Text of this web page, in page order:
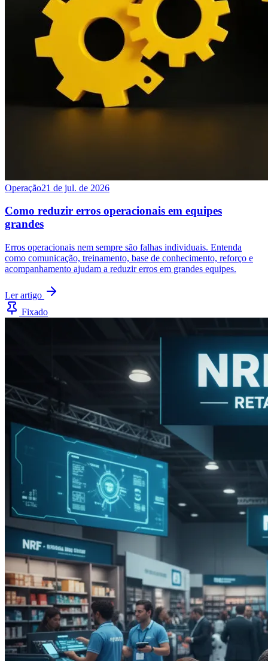
Operação21 de jul. de 2026
Como reduzir erros operacionais em equipes
grandes
Erros operacionais nem sempre são falhas individuais. Entenda
como comunicação, treinamento, base de conhecimento, reforço e
acompanhamento ajudam a reduzir erros em grandes equipes.
Ler artigo
Fixado